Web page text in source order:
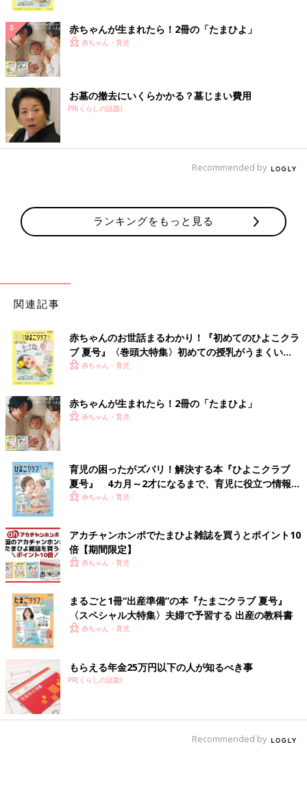
赤ちゃんが生まれたら！2冊の「たまひよ」
赤ちゃん・育児
お墓の撤去にいくらかかる？墓じまい費用
PR(くらしの話題)
Recommended by
ランキングをもっと見る
関連記事
赤ちゃんのお世話まるわかり！『初めてのひよこクラ
ブ 夏号』〈巻頭大特集〉初めての授乳がうまくい
く！ おっぱい・ミルクの基本と夏のトラブル 解決テ
赤ちゃん・育児
赤ちゃんが生まれたら！2冊の「たまひよ」
赤ちゃん・育児
育児の困ったがズバリ！解決する本『ひよこクラブ
夏号』 4カ月～2才になるまで、育児に役立つ情報が
いっぱい！
赤ちゃん・育児
アカチャンホンポでたまひよ雑誌を買うとポイント10
倍【期間限定】
赤ちゃん・育児
まるごと1冊“出産準備”の本『たまごクラブ 夏号』
〈スペシャル大特集〉夫婦で予習する 出産の教科書
赤ちゃん・育児
もらえる年金25万円以下の人が知るべき事
PR(くらしの話題)
Recommended by